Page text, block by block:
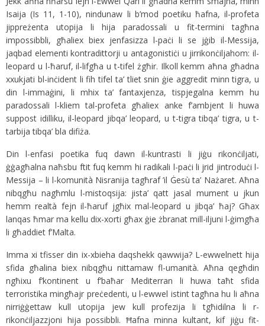
Isaija (Is 11, 1-10), nindunaw li b’mod poetiku ħafna, il-profeta
jippreżenta utopija li hija paradossali u fit-termini tagħna
impossibbli, għaliex biex jenfasizza l-paċi li se jġib il-Messija,
jaqbad elementi kontradittorji u antagonistiċi u jirrikonċiljahom: il-
leopard u l-ħaruf, il-lifgħa u t-tifel żgħir. Ilkoll kemm aħna għadna
xxukjati bl-inċident li fih tifel ta’ tliet snin ġie aggredit minn tigra, u
din l-immaġini, li mhix ta’ fantaxjenza, tispjegalna kemm hu
paradossali l-kliem tal-profeta għaliex anke f’ambjent li huwa
suppost idilliku, il-leopard jibqa’ leopard, u t-tigra tibqa’ tigra, u t-
tarbija tibqa’ bla difiża.
Din l-enfasi poetika fuq dawn il-kuntrasti li jiġu rikonċiljati,
ġġagħalna naħsbu ftit fuq kemm hi radikali l-paċi li jrid jintroduċi l-
Messija – li l-komunità Nisranija tagħraf ’il Ġesù ta’ Nażaret. Aħna
nibqgħu nagħmlu l-mistoqsija: jista’ qatt jasal mument u jkun
hemm realtà fejn il-ħaruf jgħix mal-leopard u jibqa’ ħaj? Għax
lanqas ħmar ma kellu dix-xorti għax ġie żbranat mill-iljuni l-ġimgħa
li għaddiet f’Malta.
Imma xi tfisser din ix-xbieha daqshekk qawwija? L-ewwelnett hija
sfida għalina biex nibqgħu nittamaw fl-umanità. Aħna qegħdin
ngħixu f’kontinent u f’baħar Mediterran li huwa taħt sfida
terroristika mingħajr preċedenti, u l-ewwel istint tagħna hu li aħna
nirriġġettaw kull utopija jew kull profezija li tgħidilna li r-
rikonċiljazzjoni hija possibbli. Ħafna minna kultant, kif jiġu fit-